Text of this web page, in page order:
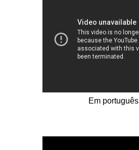
Em português